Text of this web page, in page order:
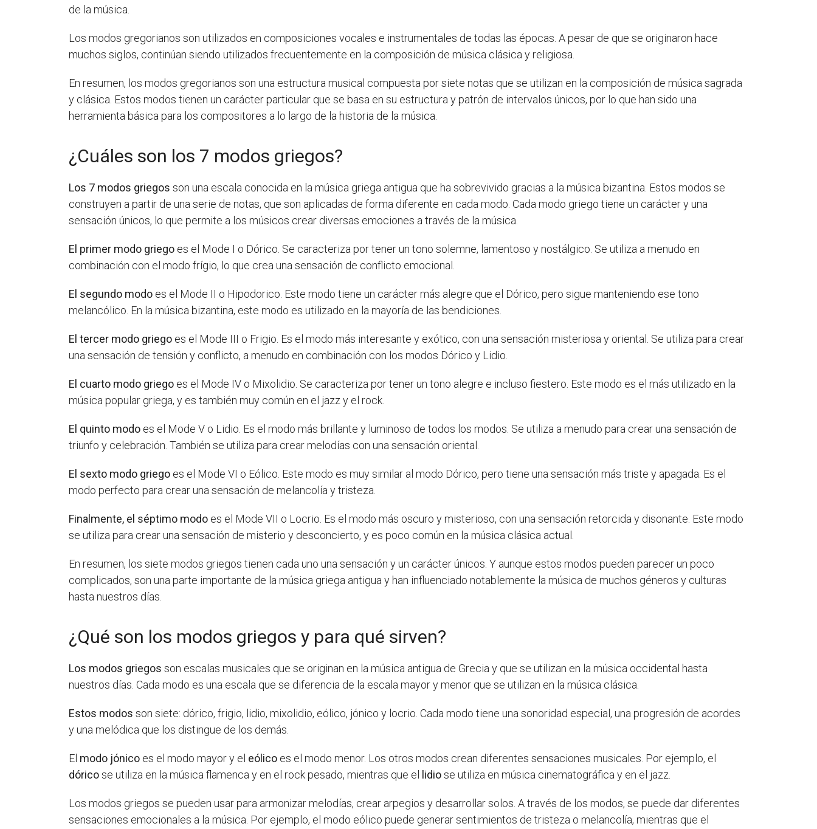
de la música.
Los modos gregorianos son utilizados en composiciones vocales e instrumentales de todas las épocas. A pesar de que se originaron hace
muchos siglos, continúan siendo utilizados frecuentemente en la composición de música clásica y religiosa.
En resumen, los modos gregorianos son una estructura musical compuesta por siete notas que se utilizan en la composición de música sagrada
y clásica. Estos modos tienen un carácter particular que se basa en su estructura y patrón de intervalos únicos, por lo que han sido una
herramienta básica para los compositores a lo largo de la historia de la música.
¿Cuáles son los 7 modos griegos?
Los 7 modos griegos son una escala conocida en la música griega antigua que ha sobrevivido gracias a la música bizantina. Estos modos se
construyen a partir de una serie de notas, que son aplicadas de forma diferente en cada modo. Cada modo griego tiene un carácter y una
sensación únicos, lo que permite a los músicos crear diversas emociones a través de la música.
El primer modo griego es el Mode I o Dórico. Se caracteriza por tener un tono solemne, lamentoso y nostálgico. Se utiliza a menudo en
combinación con el modo frígio, lo que crea una sensación de conflicto emocional.
El segundo modo es el Mode II o Hipodorico. Este modo tiene un carácter más alegre que el Dórico, pero sigue manteniendo ese tono
melancólico. En la música bizantina, este modo es utilizado en la mayoría de las bendiciones.
El tercer modo griego es el Mode III o Frigio. Es el modo más interesante y exótico, con una sensación misteriosa y oriental. Se utiliza para crear
una sensación de tensión y conflicto, a menudo en combinación con los modos Dórico y Lidio.
El cuarto modo griego es el Mode IV o Mixolidio. Se caracteriza por tener un tono alegre e incluso fiestero. Este modo es el más utilizado en la
música popular griega, y es también muy común en el jazz y el rock.
El quinto modo es el Mode V o Lidio. Es el modo más brillante y luminoso de todos los modos. Se utiliza a menudo para crear una sensación de
triunfo y celebración. También se utiliza para crear melodías con una sensación oriental.
El sexto modo griego es el Mode VI o Eólico. Este modo es muy similar al modo Dórico, pero tiene una sensación más triste y apagada. Es el
modo perfecto para crear una sensación de melancolía y tristeza.
Finalmente, el séptimo modo es el Mode VII o Locrio. Es el modo más oscuro y misterioso, con una sensación retorcida y disonante. Este modo
se utiliza para crear una sensación de misterio y desconcierto, y es poco común en la música clásica actual.
En resumen, los siete modos griegos tienen cada uno una sensación y un carácter únicos. Y aunque estos modos pueden parecer un poco
complicados, son una parte importante de la música griega antigua y han influenciado notablemente la música de muchos géneros y culturas
hasta nuestros días.
¿Qué son los modos griegos y para qué sirven?
Los modos griegos son escalas musicales que se originan en la música antigua de Grecia y que se utilizan en la música occidental hasta
nuestros días. Cada modo es una escala que se diferencia de la escala mayor y menor que se utilizan en la música clásica.
Estos modos son siete: dórico, frigio, lidio, mixolidio, eólico, jónico y locrio. Cada modo tiene una sonoridad especial, una progresión de acordes
y una melódica que los distingue de los demás.
El modo jónico es el modo mayor y el eólico es el modo menor. Los otros modos crean diferentes sensaciones musicales. Por ejemplo, el
dóricose utiliza en la música flamenca y en el rock pesado, mientras que el lidiose utiliza en música cinematográfica y en el jazz.
Los modos griegos se pueden usar para armonizar melodías, crear arpegios y desarrollar solos. A través de los modos, se puede dar diferentes
sensaciones emocionales a la música. Por ejemplo, el modo eólico puede generar sentimientos de tristeza o melancolía, mientras que el